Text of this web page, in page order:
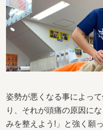
姿勢が悪くなる事によっ
り、それが頭痛の原因に
みを整えよう!」と強く願